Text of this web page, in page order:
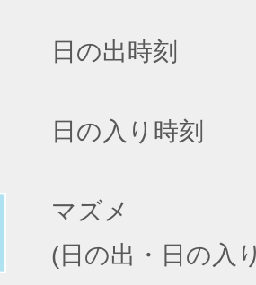
日の出時刻
日の入り時刻
マズメ
(日の出・日の入